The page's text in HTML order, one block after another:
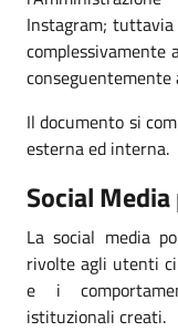
Instagram;
complessivamente
Il documento si
esterna ed interna.
Social
La social media
rivolte agli utenti
e i
istituzionali creati.